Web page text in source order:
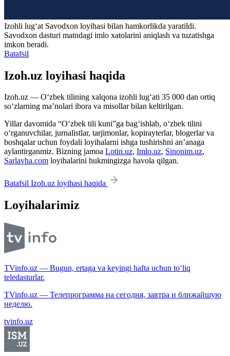
Izohli lugʻat Savodxon loyihasi bilan hamkorlikda yaratildi.
Savodxon dasturi matndagi imlo xatolarini aniqlash va tuzatishga
imkon beradi.
Batafsil
Izoh.uz loyihasi haqida
Izoh.uz — O‘zbek tilining xalqona izohli lug‘ati 35 000 dan ortiq
so‘zlarning ma’nolari ibora va misollar bilan keltirilgan.
Yillar davomida “O‘zbek tili kuni”ga bag‘ishlab, o‘zbek tilini
o‘rganuvchilar, jurnalistlar, tarjimonlar, kopirayterlar, blogerlar va
boshqalar uchun foydali loyihalarni ishga tushirishni an’anaga
aylantirganmiz. Bizning jamoa Lotin.uz, Imlo.uz, Sinonim.uz,
Sarlavha.com loyihalarini hukmingizga havola qilgan.
Batafsil Izoh.uz loyihasi haqida
Loyihalarimiz
TVinfo.uz — Bugun, ertaga va keyingi hafta uchun to‘liq
teledasturlar.
TVinfo.uz — Телепрограмма на сегодня, завтра и ближайшую
неделю.
tvinfo.uz